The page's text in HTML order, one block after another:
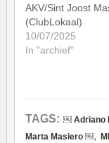
AKV/Sint Joost
(ClubLokaal)
10/07/2025
In "archief"
TAGS: ￼ Adriano
Marta Masiero ￼,